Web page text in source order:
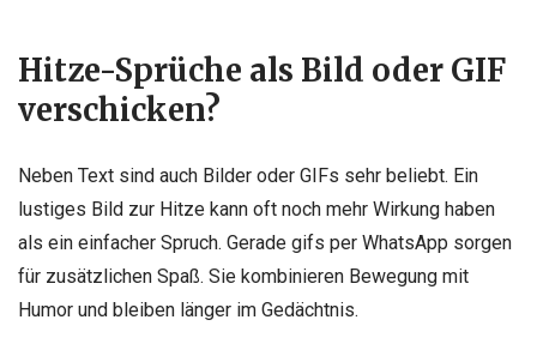
Hitze-Sprüche als Bild oder GIF
verschicken?
Neben Text sind auch Bilder oder GIFs sehr beliebt. Ein
lustiges Bild zur Hitze kann oft noch mehr Wirkung haben
als ein einfacher Spruch. Gerade gifs per WhatsApp sorgen
für zusätzlichen Spaß. Sie kombinieren Bewegung mit
Humor und bleiben länger im Gedächtnis.